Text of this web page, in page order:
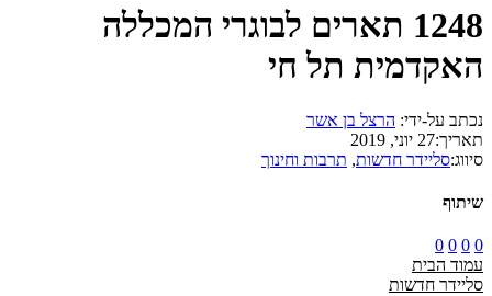
1248 תארים לבוגרי המכללה
האקדמית תל חי
נכתב על-ידי: הרצל בן אשר
תאריך:27 יוני, 2019
סיווג:סליידר חדשות, תרבות וחינוך
שיתוף
0
0
0
0
עמוד הבית
סליידר חדשות